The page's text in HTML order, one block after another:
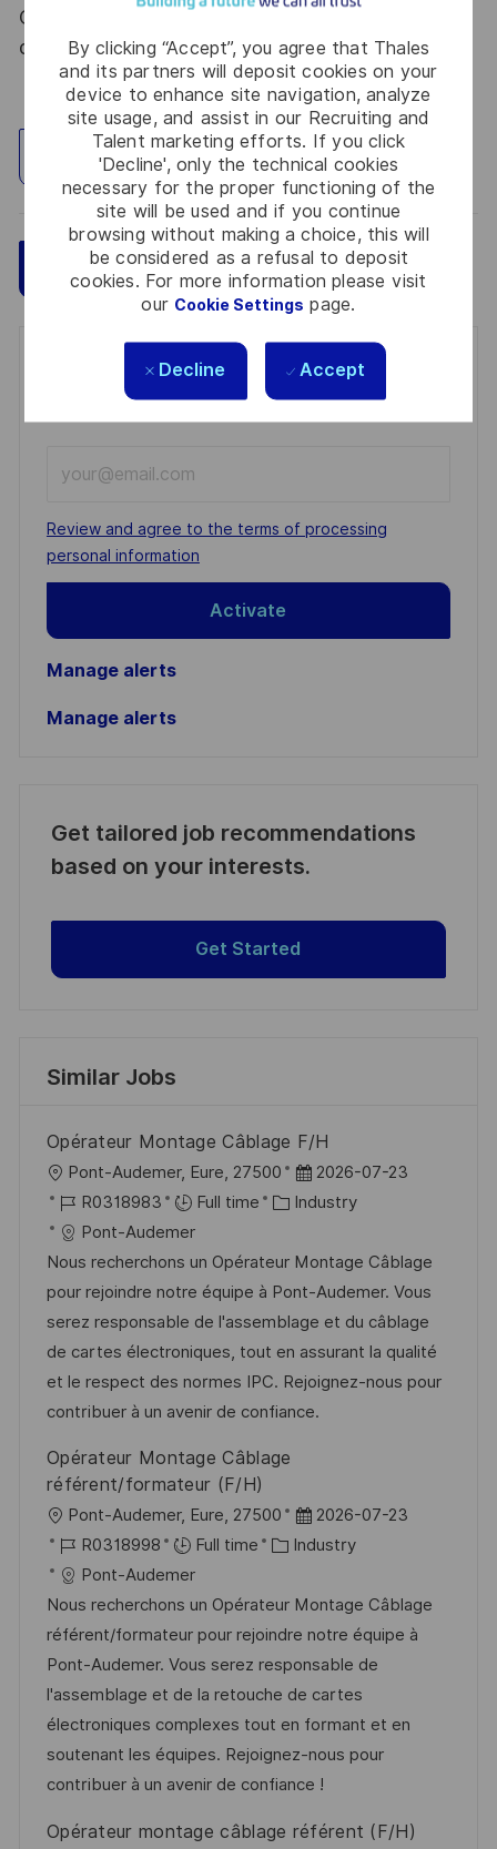
By clicking “Accept”, you agree that Thales
and its partners will deposit cookies on your
device to enhance site navigation, analyze
site usage, and assist in our Recruiting and
Talent marketing efforts. If you click
'Decline', only the technical cookies
necessary for the proper functioning of the
site will be used and if you continue
browsing without making a choice, this will
be considered as a refusal to deposit
cookies. For more information please visit
our Cookie Settings page.
Decline Accept
Code de la défense et de l’IGI 1300 SGDSN/PSE
du 09 août 2021.
Explore Location
Apply Now Save
Get notified for similar jobs
Email
address
(Required)
Required
Review and agree to the terms of processing
personal information
Activate
Manage alerts
Manage alerts
Get tailored job recommendations
based on your interests.
Get Started
Similar Jobs
Opérateur Montage Câblage F/H
L
o
c
a
t
i
o
n
Pont-Audemer, Eure, 27500
P
o
t
e
d
D
a
t
2026-07-23
J
o
b
I
d
R0318983 Full time
C
t
e
g
o
r
y
Industry
Pont-Audemer
Nous recherchons un Opérateur Montage Câblage
pour rejoindre notre équipe à Pont-Audemer. Vous
serez responsable de l'assemblage et du câblage
de cartes électroniques, tout en assurant la qualité
et le respect des normes IPC. Rejoignez-nous pour
contribuer à un avenir de confiance.
Opérateur Montage Câblage
référent/formateur (F/H)
L
o
c
a
t
i
o
n
Pont-Audemer, Eure, 27500
P
o
t
e
d
D
a
t
e
2026-07-23
J
o
b
I
d
R0318998 Full time
C
t
e
g
o
r
y
Industry
Pont-Audemer
Nous recherchons un Opérateur Montage Câblage
référent/formateur pour rejoindre notre équipe à
Pont-Audemer. Vous serez responsable de
l'assemblage et de la retouche de cartes
électroniques complexes tout en formant et en
soutenant les équipes. Rejoignez-nous pour
contribuer à un avenir de confiance !
Opérateur montage câblage référent (F/H)